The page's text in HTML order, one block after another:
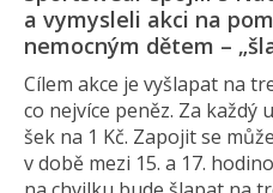
a vymysleli akci na
nemocným dětem –
Cílem akce je vyšlapat na
co nejvíce peněz. Za každý
šek na 1 Kč. Zapojit se
v době mezi 15. a 17.